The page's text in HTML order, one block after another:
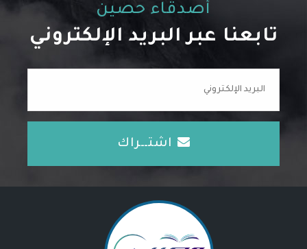
أصدقاء حصين
تابعنا عبر البريد الإلكتروني
اشتــراك